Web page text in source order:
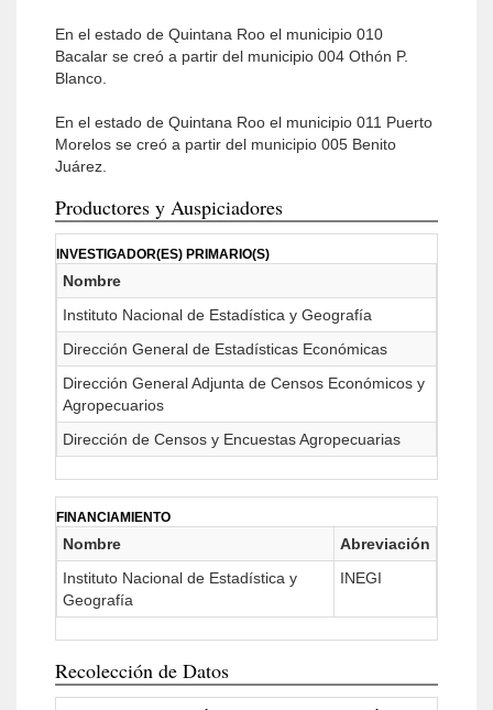
En el estado de Quintana Roo el municipio 010
Bacalar se creó a partir del municipio 004 Othón P.
Blanco.
En el estado de Quintana Roo el municipio 011 Puerto
Morelos se creó a partir del municipio 005 Benito
Juárez.
Productores y Auspiciadores
INVESTIGADOR(ES) PRIMARIO(S)
Nombre
Instituto Nacional de Estadística y Geografía
Dirección General de Estadísticas Económicas
Dirección General Adjunta de Censos Económicos y
Agropecuarios
Dirección de Censos y Encuestas Agropecuarias
FINANCIAMIENTO
Nombre
Abreviación
Instituto Nacional de Estadística y
Geografía
INEGI
Recolección de Datos